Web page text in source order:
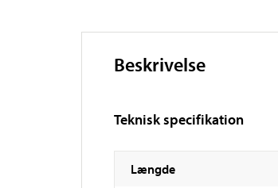
Beskrivelse
Teknisk specifikation
Længde